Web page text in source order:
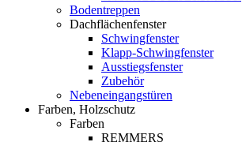
Bodentreppen
Dachflächenfenster
Schwingfenster
Klapp-Schwingfenster
Ausstiegsfenster
Zubehör
Nebeneingangstüren
Farben, Holzschutz
Farben
REMMERS